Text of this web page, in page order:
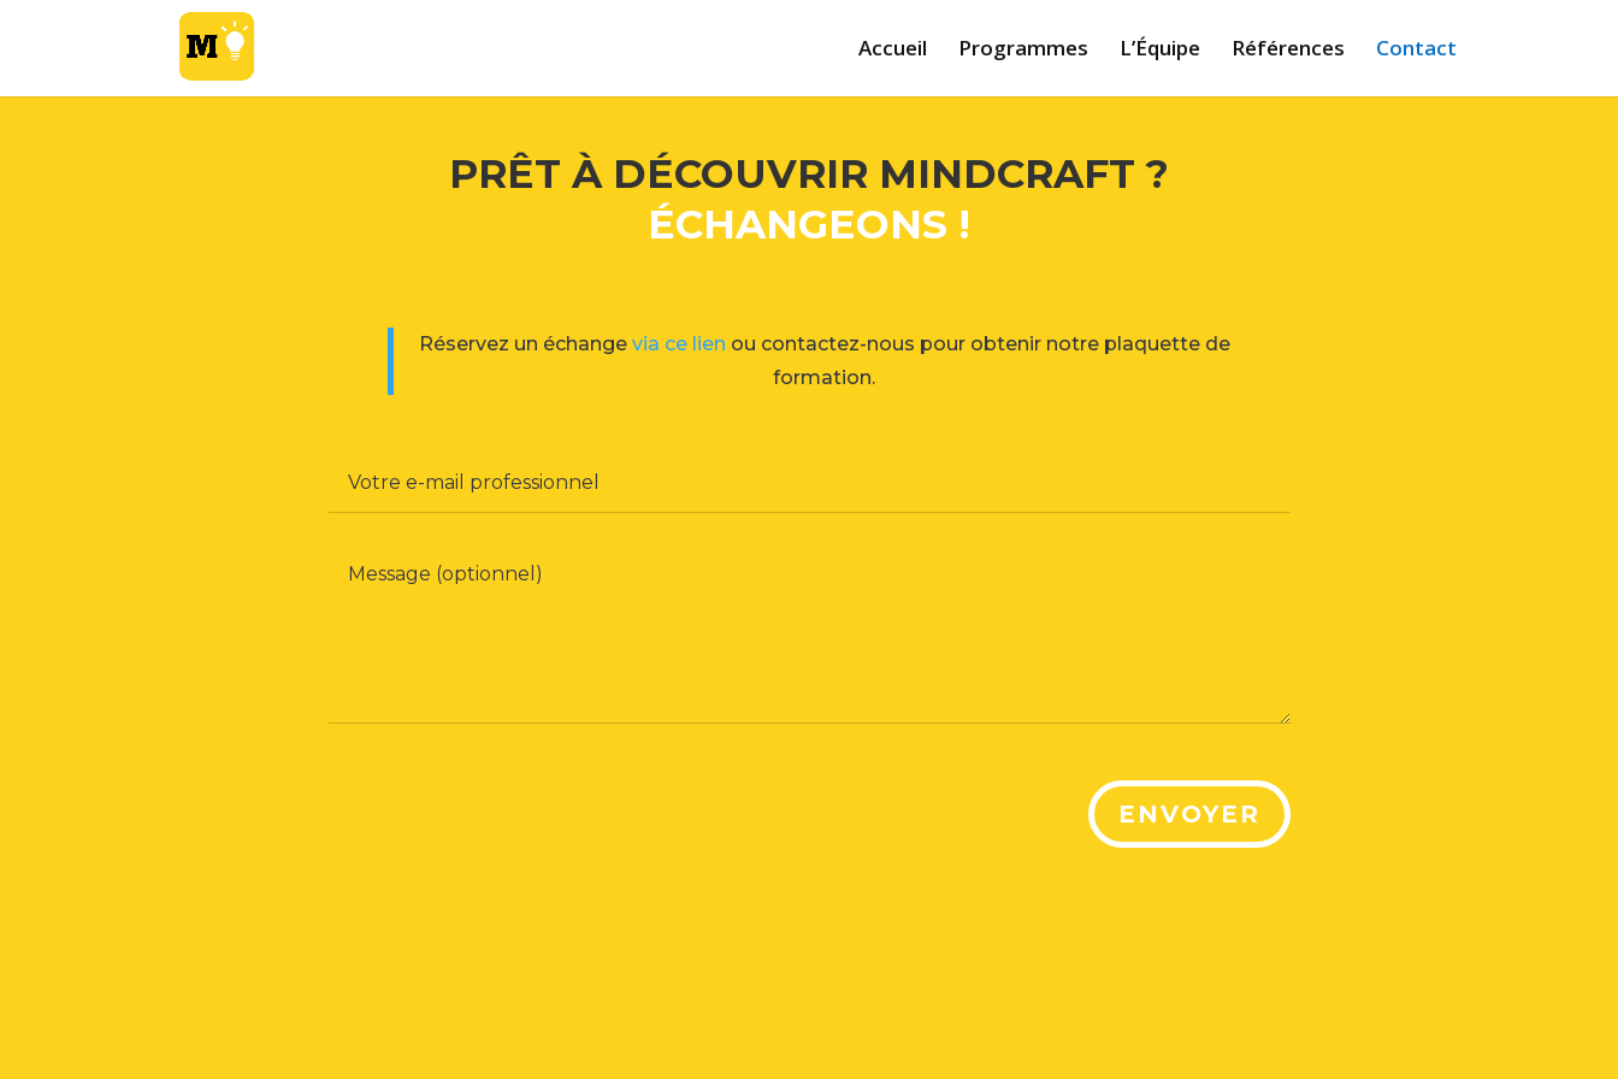
Accueil Programmes L’Équipe Références Contact
PRÊT À DÉCOUVRIR MINDCRAFT ?
ÉCHANGEONS !
Réservez un échange via ce lien ou contactez-nous pour obtenir notre plaquette de
formation.
ENVOYER